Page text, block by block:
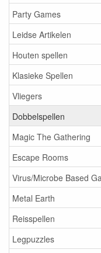
Party Games
Leidse Artikelen
Houten spellen
Klasieke Spellen
Vliegers
Dobbelspellen
Magic The Gathering
Escape Rooms
Virus/Microbe Based
Metal Earth
Reisspellen
Legpuzzles